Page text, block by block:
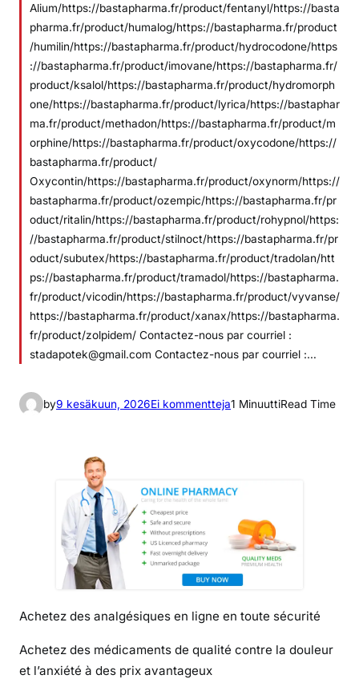
Alium/https://bastapharma.fr/product/fentanyl/https://basta
pharma.fr/product/humalog/https://bastapharma.fr/product
/humilin/https://bastapharma.fr/product/hydrocodone/https
://bastapharma.fr/product/imovane/https://bastapharma.fr/
product/ksalol/https://bastapharma.fr/product/hydromorph
one/https://bastapharma.fr/product/lyrica/https://bastaphar
ma.fr/product/methadon/https://bastapharma.fr/product/m
orphine/https://bastapharma.fr/product/oxycodone/https://
bastapharma.fr/product/
Oxycontin/https://bastapharma.fr/product/oxynorm/https://
bastapharma.fr/product/ozempic/https://bastapharma.fr/pr
oduct/ritalin/https://bastapharma.fr/product/rohypnol/https:
//bastapharma.fr/product/stilnoct/https://bastapharma.fr/pr
oduct/subutex/https://bastapharma.fr/product/tradolan/htt
ps://bastapharma.fr/product/tramadol/https://bastapharma.
fr/product/vicodin/https://bastapharma.fr/product/vyvanse/
https://bastapharma.fr/product/xanax/https://bastapharma.
fr/product/zolpidem/ Contactez-nous par courriel :
stadapotek@gmail.com Contactez-nous par courriel :…
by9 kesäkuun, 2026Ei kommenttejaa
k
l
i
a
h
1 MinuuttiRead Time
Achetez des analgésiques en ligne en toute sécurité
Achetez des médicaments de qualité contre la douleur
et l’anxiété à des prix avantageux